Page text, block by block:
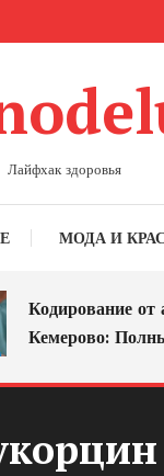
Лайфхак здоровья
МОДА И
от
Кемерово: Полный